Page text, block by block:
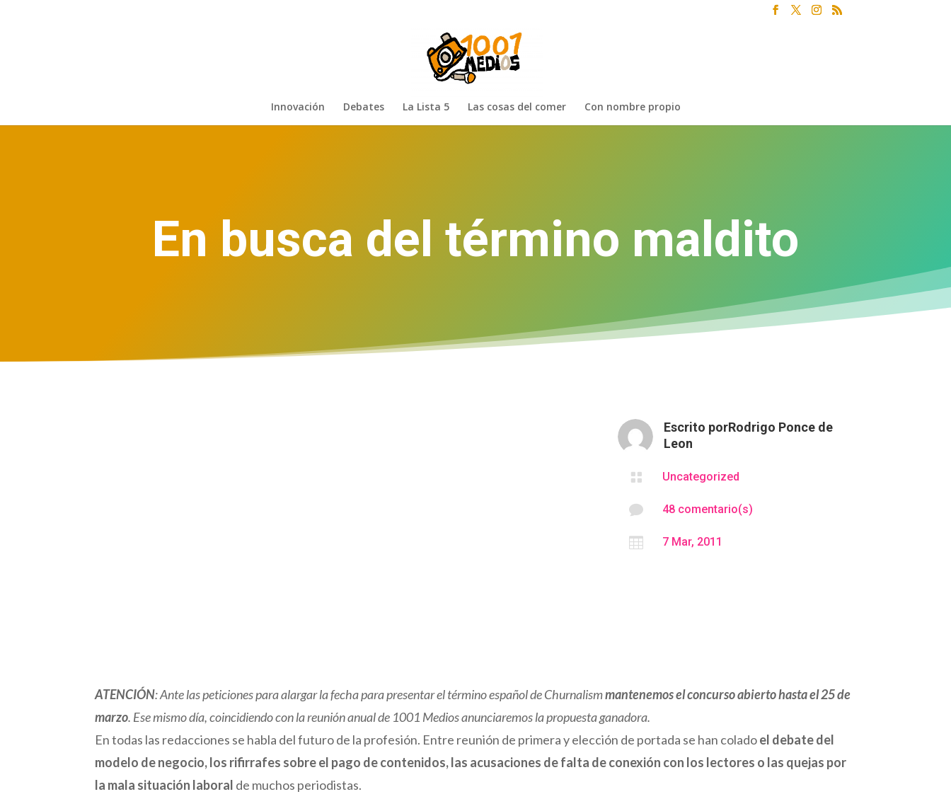
Innovación Debates La Lista 5 Las cosas del comer Con nombre propio
En busca del término maldito
Escrito porRodrigo Ponce de
Leon
 Uncategorized
 48 comentario(s)
 7 Mar, 2011
ATENCIÓN: Ante las peticiones para alargar la fecha para presentar el término español deChurnalismmantenemos el concurso abierto hasta el 25 de
marzo. Ese mismo día, coincidiendo con la reunión anual de 1001 Medios anunciaremos la propuesta ganadora.
En todas las redacciones se habla del futuro de la profesión. Entre reunión de primera y elección de portada se han coladoel debate del
modelo de negocio, los rifirrafes sobre el pago de contenidos, las acusaciones de falta de conexión con los lectores o las quejas por
la mala situación laboral de muchos periodistas.